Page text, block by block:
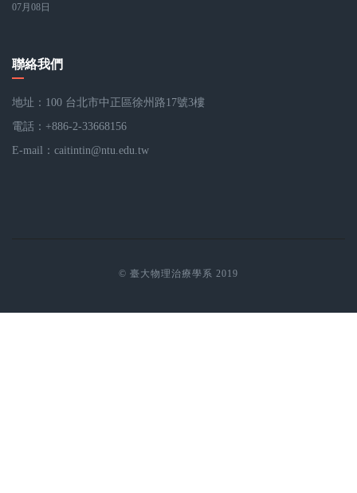
07月08日
聯絡我們
地址：100 台北市中正區徐州路17號3樓
電話：+886-2-33668156
E-mail： caitintin@ntu.edu.tw
© 臺大物理治療學系 2019